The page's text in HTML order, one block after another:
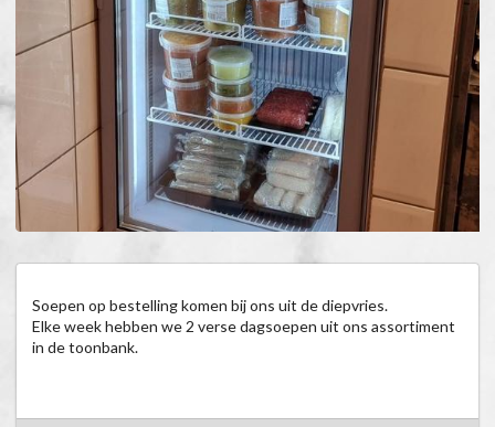
Soepen op bestelling komen bij ons uit de diepvries.
Elke week hebben we 2 verse dagsoepen uit ons assortiment
in de toonbank.